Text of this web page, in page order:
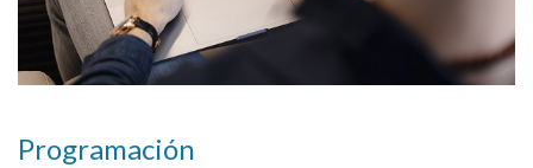
Programación